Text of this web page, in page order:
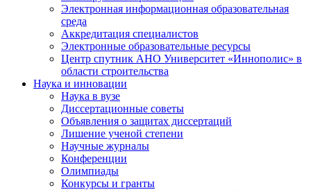
Электронная информационная образовательная
среда
Аккредитация специалистов
Электронные образовательные ресурсы
Центр спутник АНО Университет «Иннополис» в
области строительства
Наука и инновации
Наука в вузе
Диссертационные советы
Объявления о защитах диссертаций
Лишение ученой степени
Научные журналы
Конференции
Олимпиады
Конкурсы и гранты